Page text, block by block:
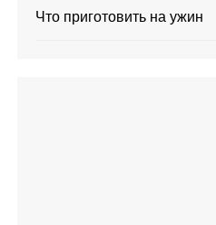
Что приготовить на ужин